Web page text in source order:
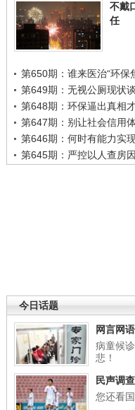
不戴
任
第650期：谁来医治“环保
第649期：无视公厕现状
第648期：环保逼出真相
第647期：别让社会信用
第646期：何时有能力实
第645期：严控以人查房
今日话题
网言网语
病童候
悲！
民声调查
您还看